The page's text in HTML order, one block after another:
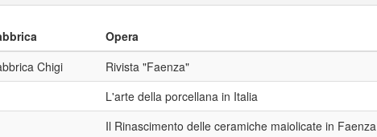
Opera
Chigi Rivista "Faenza"
L'arte della porcellana in Italia
Il Rinascimento delle ceramiche maiolicate in Faenza